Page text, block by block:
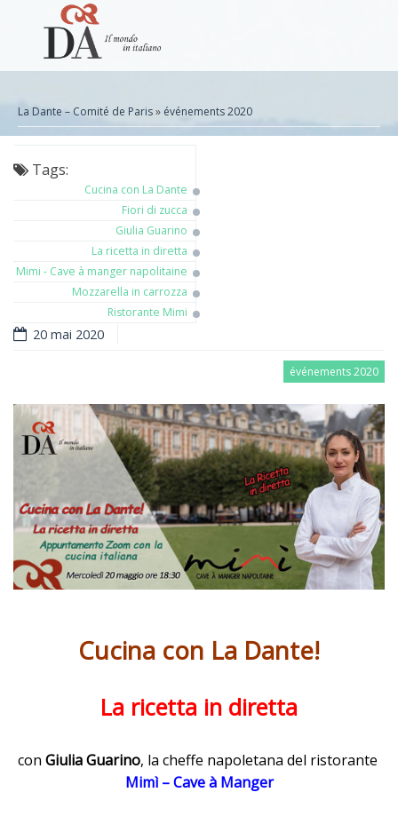
La Dante – Comité de Paris» événements 2020
Tags:
Cucina con La Dante
Fiori di zucca
Giulia Guarino
La ricetta in diretta
Mimi - Cave à manger napolitaine
Mozzarella in carrozza
Ristorante Mimi
20 mai 2020
événements 2020
Cucina con La Dante!
La ricetta in diretta
con Giulia Guarino, la cheffe napoletana del ristorante
Mimì – Cave à Manger